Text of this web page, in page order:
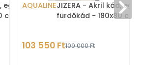
egyenesAQUALINEJIZERA - Akril kád,
fürdőkád - 180x80 cm
103 550 Ft109 000 Ft